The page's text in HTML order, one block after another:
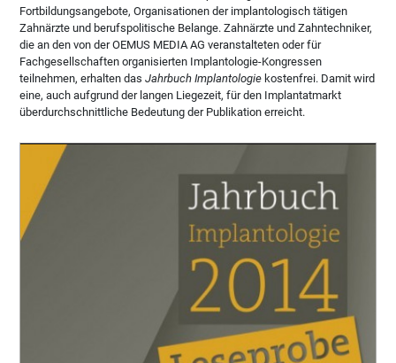
Fortbildungsangebote, Organisationen der implantologisch tätigen
Zahnärzte und berufspolitische Belange. Zahnärzte und Zahntechniker,
die an den von der OEMUS MEDIA AG veranstalteten oder für
Fachgesellschaften organisierten Implantologie-Kongressen
teilnehmen, erhalten dasJahrbuch Implantologie kostenfrei. Damit wird
eine, auch aufgrund der langen Liegezeit, für den Implantatmarkt
überdurchschnittliche Bedeutung der Publikation erreicht.